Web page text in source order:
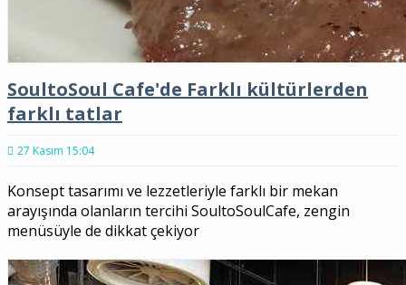
SoultoSoul Cafe'de Farklı kültürlerden
farklı tatlar
27 Kasım 15:04
Konsept tasarımı ve lezzetleriyle farklı bir mekan
arayışında olanların tercihi SoultoSoulCafe, zengin
menüsüyle de dikkat çekiyor